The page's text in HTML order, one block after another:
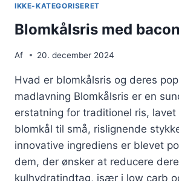
IKKE-KATEGORISERET
Blomkålsris med
Af 20. december 2024
Hvad er blomkålsris og deres
madlavning Blomkålsris er en
erstatning for traditionel ris, lavet
blomkål til små, rislignende
innovative ingrediens er blevet
dem, der ønsker at reducere
kulhydratindtag, især i low carb